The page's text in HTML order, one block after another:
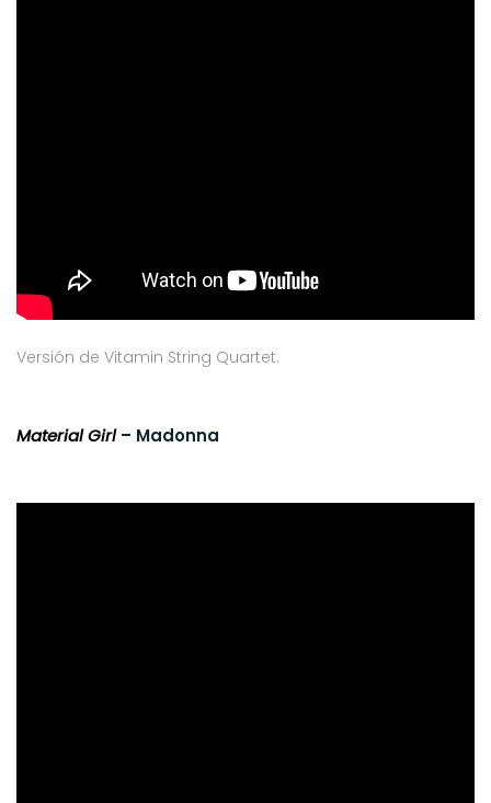
Versión de Vitamin String Quartet.
Material Girl– Madonna